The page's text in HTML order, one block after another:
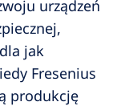
urządzeń
jak
Fresenius
produkcję